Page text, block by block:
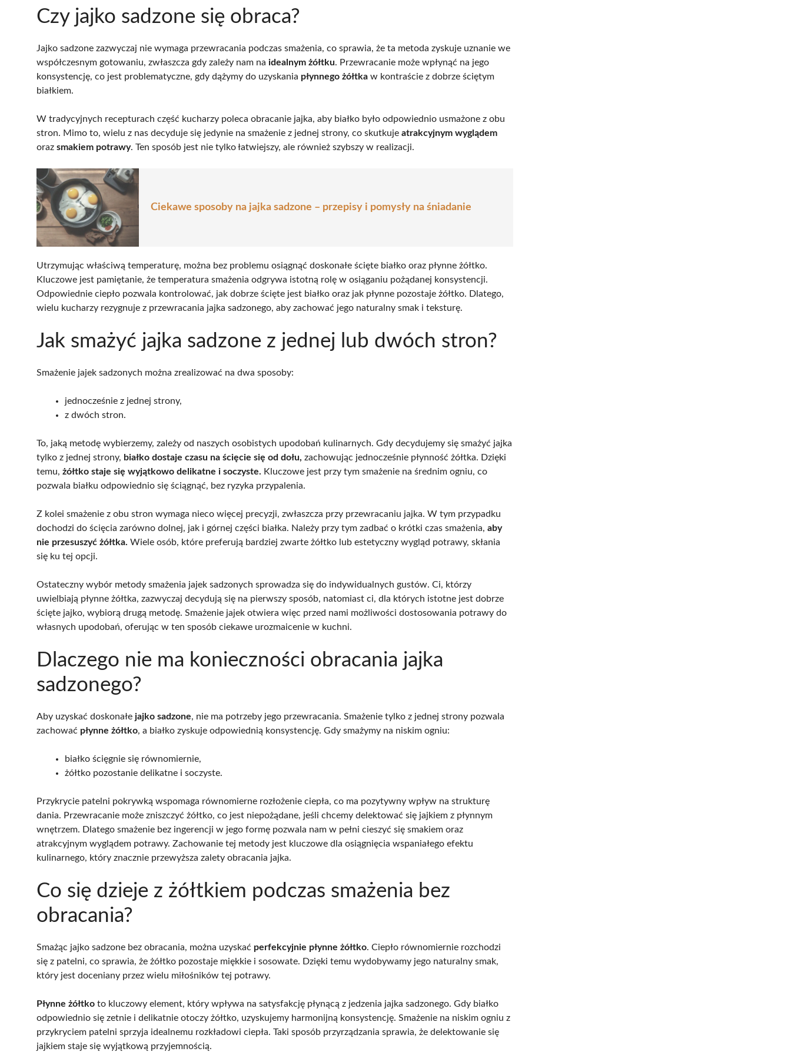
Czy jajko sadzone się obraca?
Jajko sadzone zazwyczaj nie wymaga przewracania podczas smażenia, co sprawia, że ta metoda zyskuje uznanie we
współczesnym gotowaniu, zwłaszcza gdy zależy nam na idealnym żółtku. Przewracanie może wpłynąć na jego
konsystencję, co jest problematyczne, gdy dążymy do uzyskania płynnego żółtka w kontraście z dobrze ściętym
białkiem.
W tradycyjnych recepturach część kucharzy poleca obracanie jajka, aby białko było odpowiednio usmażone z obu
stron. Mimo to, wielu z nas decyduje się jedynie na smażenie z jednej strony, co skutkuje atrakcyjnym wyglądem
oraz smakiem potrawy. Ten sposób jest nie tylko łatwiejszy, ale również szybszy w realizacji.
Ciekawe sposoby na jajka sadzone – przepisy i pomysły na śniadanie
Utrzymując właściwą temperaturę, można bez problemu osiągnąć doskonałe ścięte białko oraz płynne żółtko.
Kluczowe jest pamiętanie, że temperatura smażenia odgrywa istotną rolę w osiąganiu pożądanej konsystencji.
Odpowiednie ciepło pozwala kontrolować, jak dobrze ścięte jest białko oraz jak płynne pozostaje żółtko. Dlatego,
wielu kucharzy rezygnuje z przewracania jajka sadzonego, aby zachować jego naturalny smak i teksturę.
Jak smażyć jajka sadzone z jednej lub dwóch stron?
Smażenie jajek sadzonych można zrealizować na dwa sposoby:
jednocześnie z jednej strony,
z dwóch stron.
To, jaką metodę wybierzemy, zależy od naszych osobistych upodobań kulinarnych. Gdy decydujemy się smażyć jajka
tylko z jednej strony, białko dostaje czasu na ścięcie się od dołu, zachowując jednocześnie płynność żółtka. Dzięki
temu, żółtko staje się wyjątkowo delikatne i soczyste. Kluczowe jest przy tym smażenie na średnim ogniu, co
pozwala białku odpowiednio się ściągnąć, bez ryzyka przypalenia.
Z kolei smażenie z obu stron wymaga nieco więcej precyzji, zwłaszcza przy przewracaniu jajka. W tym przypadku
dochodzi do ścięcia zarówno dolnej, jak i górnej części białka. Należy przy tym zadbać o krótki czas smażenia, aby
nie przesuszyć żółtka. Wiele osób, które preferują bardziej zwarte żółtko lub estetyczny wygląd potrawy, skłania
się ku tej opcji.
Ostateczny wybór metody smażenia jajek sadzonych sprowadza się do indywidualnych gustów. Ci, którzy
uwielbiają płynne żółtka, zazwyczaj decydują się na pierwszy sposób, natomiast ci, dla których istotne jest dobrze
ścięte jajko, wybiorą drugą metodę. Smażenie jajek otwiera więc przed nami możliwości dostosowania potrawy do
własnych upodobań, oferując w ten sposób ciekawe urozmaicenie w kuchni.
Dlaczego nie ma konieczności obracania jajka
sadzonego?
Aby uzyskać doskonałe jajko sadzone, nie ma potrzeby jego przewracania. Smażenie tylko z jednej strony pozwala
zachować płynne żółtko, a białko zyskuje odpowiednią konsystencję. Gdy smażymy na niskim ogniu:
białko ścięgnie się równomiernie,
żółtko pozostanie delikatne i soczyste.
Przykrycie patelni pokrywką wspomaga równomierne rozłożenie ciepła, co ma pozytywny wpływ na strukturę
dania. Przewracanie może zniszczyć żółtko, co jest niepożądane, jeśli chcemy delektować się jajkiem z płynnym
wnętrzem. Dlatego smażenie bez ingerencji w jego formę pozwala nam w pełni cieszyć się smakiem oraz
atrakcyjnym wyglądem potrawy. Zachowanie tej metody jest kluczowe dla osiągnięcia wspaniałego efektu
kulinarnego, który znacznie przewyższa zalety obracania jajka.
Co się dzieje z żółtkiem podczas smażenia bez
obracania?
Smażąc jajko sadzone bez obracania, można uzyskać perfekcyjnie płynne żółtko. Ciepło równomiernie rozchodzi
się z patelni, co sprawia, że żółtko pozostaje miękkie i sosowate. Dzięki temu wydobywamy jego naturalny smak,
który jest doceniany przez wielu miłośników tej potrawy.
Płynne żółtko to kluczowy element, który wpływa na satysfakcję płynącą z jedzenia jajka sadzonego. Gdy białko
odpowiednio się zetnie i delikatnie otoczy żółtko, uzyskujemy harmonijną konsystencję. Smażenie na niskim ogniu z
przykryciem patelni sprzyja idealnemu rozkładowi ciepła. Taki sposób przyrządzania sprawia, że delektowanie się
jajkiem staje się wyjątkową przyjemnością.